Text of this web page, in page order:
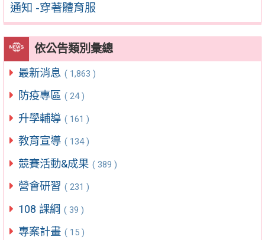
通知 -穿著體育服
依公告類別彙總
最新消息 ( 1,863 )
防疫專區 ( 24 )
升學輔導 ( 161 )
教育宣導 ( 134 )
競賽活動&成果 ( 389 )
營會研習 ( 231 )
108 課綱 ( 39 )
專案計畫 ( 15 )